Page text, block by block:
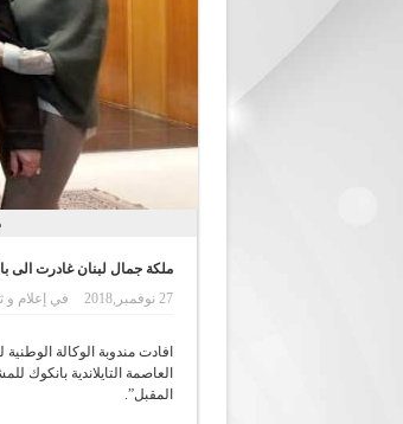
ملكة جمال لبنان غادرت الى
27 نوفمبر,2018
في إعلام و
افادت مندوبة الوكالة
العاصمة التايلاندية
المقبل”.